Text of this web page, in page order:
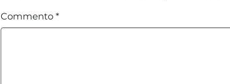
Commento *